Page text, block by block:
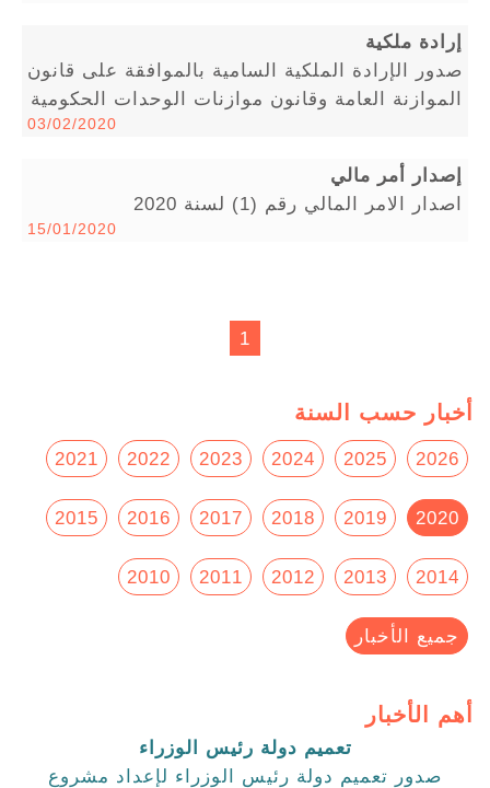
إرادة ملكية
صدور الإرادة الملكية السامية بالموافقة على قانون
الموازنة العامة وقانون موازنات الوحدات الحكومية
03/02/2020
إصدار أمر مالي
اصدار الامر المالي رقم (1) لسنة 2020
15/01/2020
1
أخبار حسب السنة
2026
2025
2024
2023
2022
2021
2020
2019
2018
2017
2016
2015
2014
2013
2012
2011
2010
جميع الأخبار
أهم الأخبار
تعميم دولة رئيس الوزراء
صدور تعميم دولة رئيس الوزراء لإعداد مشروع